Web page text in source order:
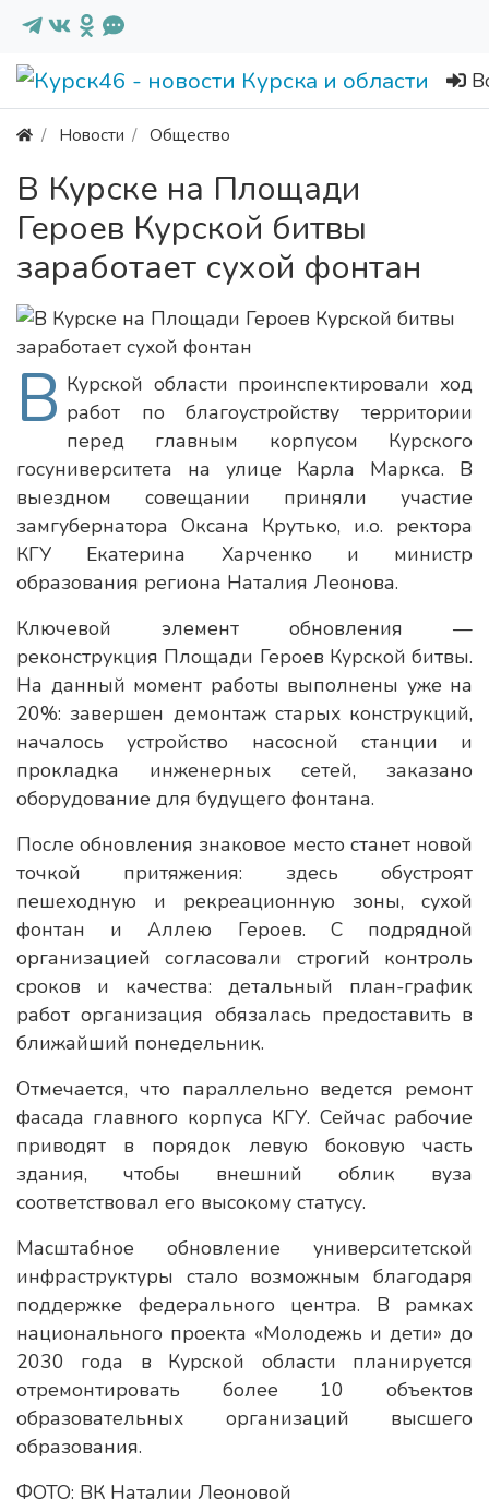
Новости Общество
В Курске на Площади
Героев Курской битвы
заработает сухой фонтан
В Курской области проинспектировали ход
работ по благоустройству территории
перед главным корпусом Курского
госуниверситета на улице Карла Маркса. В
выездном совещании приняли участие
замгубернатора Оксана Крутько, и.о. ректора
КГУ Екатерина Харченко и министр
образования региона Наталия Леонова.
Ключевой элемент обновления —
реконструкция Площади Героев Курской битвы.
На данный момент работы выполнены уже на
20%: завершен демонтаж старых конструкций,
началось устройство насосной станции и
прокладка инженерных сетей, заказано
оборудование для будущего фонтана.
После обновления знаковое место станет новой
точкой притяжения: здесь обустроят
пешеходную и рекреационную зоны, сухой
фонтан и Аллею Героев. С подрядной
организацией согласовали строгий контроль
сроков и качества: детальный план-график
работ организация обязалась предоставить в
ближайший понедельник.
Отмечается, что параллельно ведется ремонт
фасада главного корпуса КГУ. Сейчас рабочие
приводят в порядок левую боковую часть
здания, чтобы внешний облик вуза
соответствовал его высокому статусу.
Масштабное обновление университетской
инфраструктуры стало возможным благодаря
поддержке федерального центра. В рамках
национального проекта «Молодежь и дети» до
2030 года в Курской области планируется
отремонтировать более 10 объектов
образовательных организаций высшего
образования.
ФОТО: ВК Наталии Леоновой